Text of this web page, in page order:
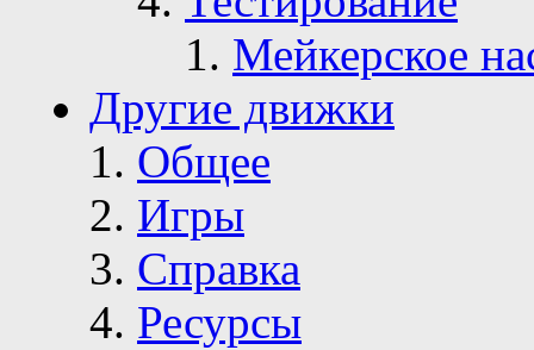
Мейкерское
Другие движки
Общее
Игры
Справка
Ресурсы